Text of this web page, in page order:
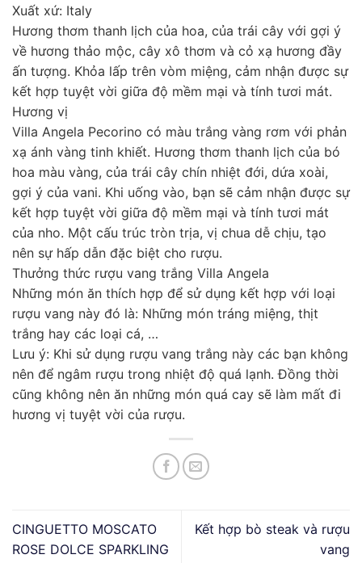
Xuất xứ: Italy
Hương thơm thanh lịch của hoa, của trái cây với gợi ý
về hương thảo mộc, cây xô thơm và cỏ xạ hương đầy
ấn tượng. Khỏa lấp trên vòm miệng, cảm nhận được sự
kết hợp tuyệt vời giữa độ mềm mại và tính tươi mát.
Hương vị
Villa Angela Pecorino có màu trắng vàng rơm với phản
xạ ánh vàng tinh khiết. Hương thơm thanh lịch của bó
hoa màu vàng, của trái cây chín nhiệt đới, dứa xoài,
gợi ý của vani. Khi uống vào, bạn sẽ cảm nhận được sự
kết hợp tuyệt vời giữa độ mềm mại và tính tươi mát
của nho. Một cấu trúc tròn trịa, vị chua dễ chịu, tạo
nên sự hấp dẫn đặc biệt cho rượu.
Thưởng thức rượu vang trắng Villa Angela
Những món ăn thích hợp để sử dụng kết hợp với loại
rượu vang này đó là: Những món tráng miệng, thịt
trắng hay các loại cá, …
Lưu ý: Khi sử dụng rượu vang trắng này các bạn không
nên để ngâm rượu trong nhiệt độ quá lạnh. Đồng thời
cũng không nên ăn những món quá cay sẽ làm mất đi
hương vị tuyệt vời của rượu.
CINGUETTO MOSCATO
ROSE DOLCE SPARKLING
Kết hợp bò steak và rượu
vang